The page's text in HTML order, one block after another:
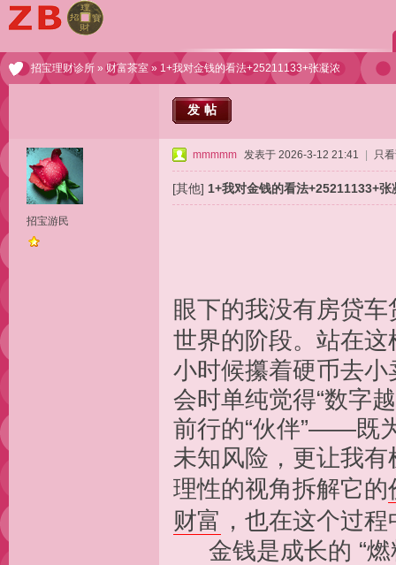
招宝理财诊所 »财富茶室 » 1+我对金钱的看法+25211133+张凝浓
发帖
招宝游民
mmmmm 发表于 2026-3-12 21:41 只
[其他] 1+我对金钱的看法+25211133+张
眼下的我没有房贷
世界的阶段。站在这
小时候攥着硬币去小
会时单纯觉得“数字
前行的“伙伴”——既
未知风险，更让我
理性的视角拆解它的
财富 ，也在这个过
金钱是成长的 “燃